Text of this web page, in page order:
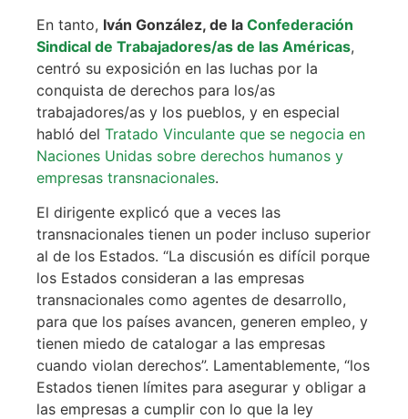
En tanto, Iván González, de la Confederación
Sindical de Trabajadores/as de las Américas,
centró su exposición en las luchas por la
conquista de derechos para los/as
trabajadores/as y los pueblos, y en especial
habló del Tratado Vinculante que se negocia en
Naciones Unidas sobre derechos humanos y
empresas transnacionales.
El dirigente explicó que a veces las
transnacionales tienen un poder incluso superior
al de los Estados. “La discusión es difícil porque
los Estados consideran a las empresas
transnacionales como agentes de desarrollo,
para que los países avancen, generen empleo, y
tienen miedo de catalogar a las empresas
cuando violan derechos”. Lamentablemente, “los
Estados tienen límites para asegurar y obligar a
las empresas a cumplir con lo que la ley